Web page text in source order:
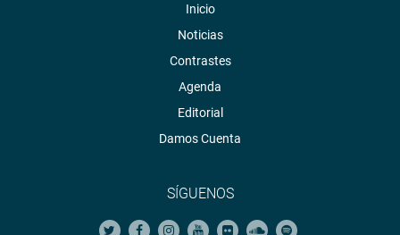
Inicio
Noticias
Contrastes
Agenda
Editorial
Damos Cuenta
SÍGUENOS